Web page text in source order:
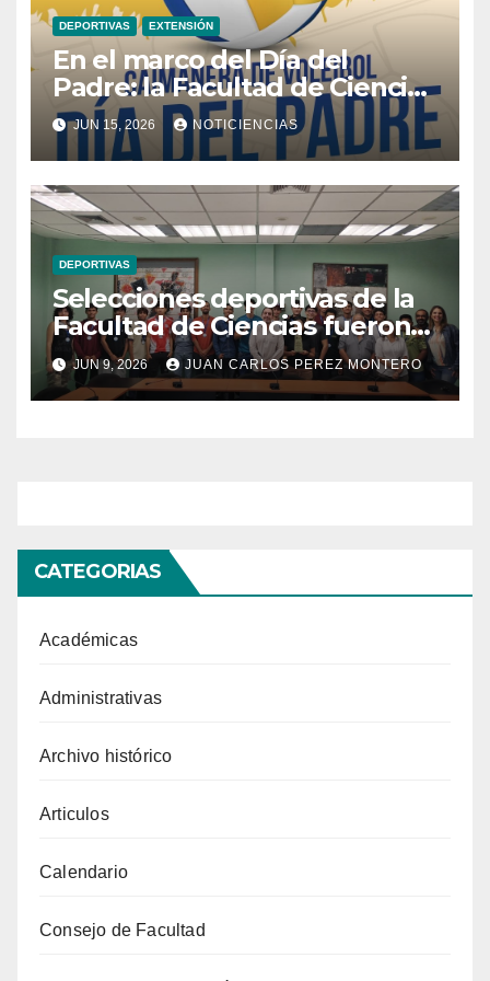
DEPORTIVAS EXTENSIÓN
En el marco del Día del
Padre: la Facultad de Ciencias
invita a participar en una
caimanera de voleibol
JUN 15, 2026 NOTICIENCIAS
DEPORTIVAS
Selecciones deportivas de la
Facultad de Ciencias fueron
premiadas en el marco de los
Juegos Interescuelas 2026
JUN 9, 2026 JUAN CARLOS PEREZ MONTERO
CATEGORIAS
Académicas
Administrativas
Archivo histórico
Articulos
Calendario
Consejo de Facultad